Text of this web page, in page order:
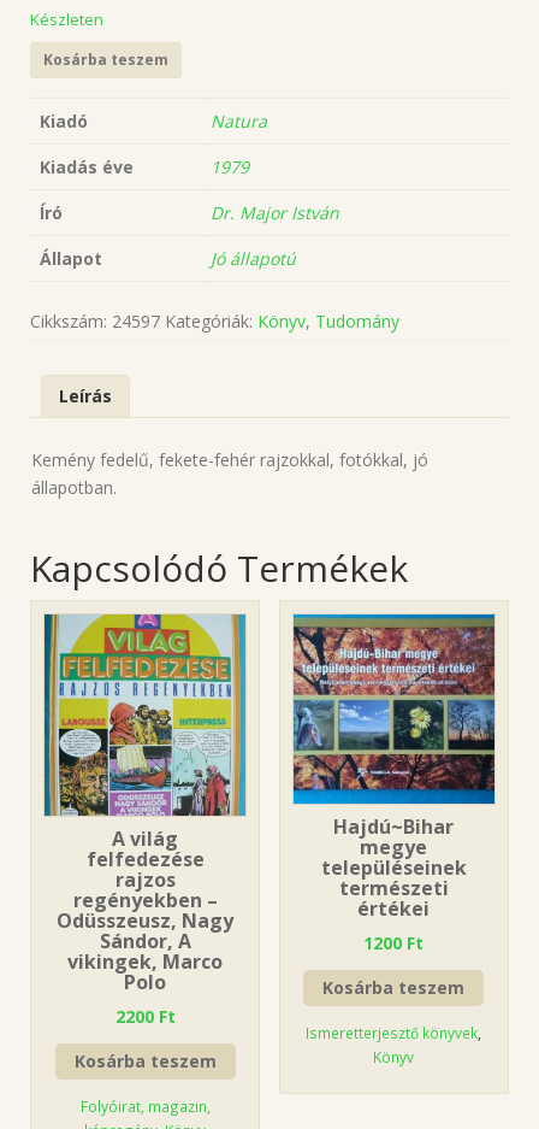
Készleten
Kosárba teszem
Kiadó
Natura
Kiadás éve
1979
Író
Dr. Major István
Állapot
Jó állapotú
Cikkszám: 24597 Kategóriák: Könyv, Tudomány
Leírás
Kemény fedelű, fekete-fehér rajzokkal, fotókkal, jó
állapotban.
Kapcsolódó Termékek
A világ
felfedezése
rajzos
regényekben –
Odüsszeusz, Nagy
Sándor, A
vikingek, Marco
Polo
2200 Ft
Kosárba teszem
Folyóirat, magazin,
Hajdú~Bihar
megye
településeinek
természeti
értékei
1200 Ft
Kosárba teszem
Ismeretterjesztő könyvek
Könyv